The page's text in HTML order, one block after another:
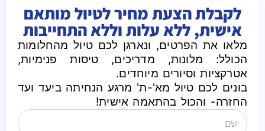
לקבלת הצעת מחיר לטיול מותאם
אישית, ללא עלות וללא התחייבות
מלאו את הפרטים, ונארגן לכם טיול מהחלומות
הכולל: מלונות, מדריכים, טיסות פנימיות,
אטרקציות וסיורים מיוחדים.
בונים לכם טיול מא'-ת' מרגע הנחיתה ביעד ועד
החזרה- והכול בהתאמה אישית!